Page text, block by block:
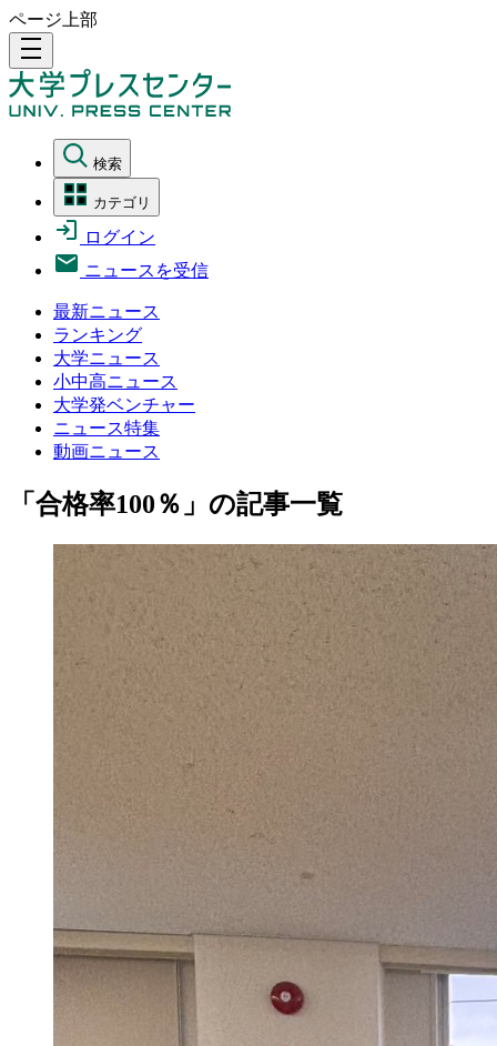
ページ上部
density_medium
検索
カテゴリ
ログイン
ニュースを受信
最新ニュース
ランキング
大学ニュース
小中高ニュース
大学発ベンチャー
ニュース特集
動画ニュース
「合格率100％」の記事一覧